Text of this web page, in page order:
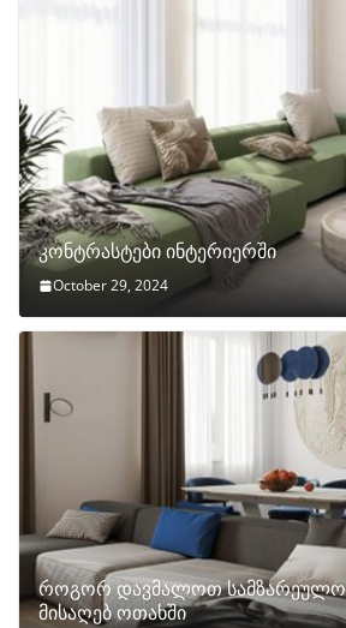
კონტრასტები ინტერიერში
October 29, 2024
როგორ დავმალოთ
მისაღებ ოთახში